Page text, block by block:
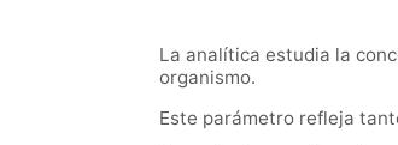
La analítica estudia la
organismo.
Este parámetro refleja